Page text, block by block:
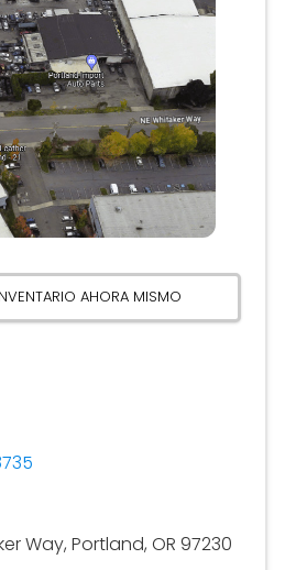
AHORA MISMO
Way, Portland, OR 97230